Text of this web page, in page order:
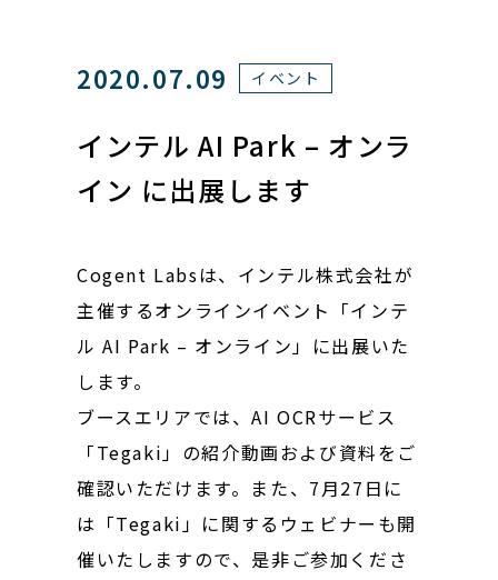
2020.07.09 イベント
インテル AI Park – オンラ
イン に出展します
Cogent Labsは、インテル株式会社が
主催するオンラインイベント「インテ
ル AI Park – オンライン」に出展いた
します。
ブースエリアでは、AI OCRサービス
「Tegaki」の紹介動画および資料をご
確認いただけます。また、7月27日に
は「Tegaki」に関するウェビナーも開
催いたしますので、是非ご参加くださ